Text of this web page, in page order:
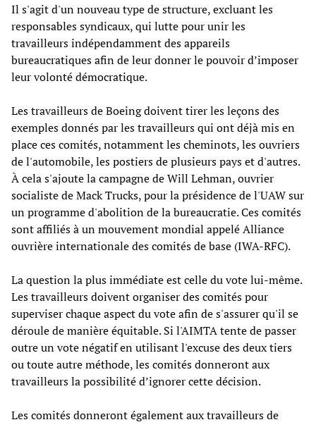
Il s'agit d'un nouveau type de structure, excluant les
responsables syndicaux, qui lutte pour unir les
travailleurs indépendamment des appareils
bureaucratiques afin de leur donner le pouvoir d’imposer
leur volonté démocratique.
Les travailleurs de Boeing doivent tirer les leçons des
exemples donnés par les travailleurs qui ont déjà mis en
place ces comités, notamment les cheminots, les ouvriers
de l'automobile, les postiers de plusieurs pays et d'autres.
À cela s'ajoute la campagne de Will Lehman, ouvrier
socialiste de Mack Trucks, pour la présidence de l'UAW sur
un programme d'abolition de la bureaucratie. Ces comités
sont affiliés à un mouvement mondial appelé Alliance
ouvrière internationale des comités de base (IWA-RFC).
La question la plus immédiate est celle du vote lui-même.
Les travailleurs doivent organiser des comités pour
superviser chaque aspect du vote afin de s'assurer qu'il se
déroule de manière équitable. Si l'AIMTA tente de passer
outre un vote négatif en utilisant l'excuse des deux tiers
ou toute autre méthode, les comités donneront aux
travailleurs la possibilité d’ignorer cette décision.
Les comités donneront également aux travailleurs de